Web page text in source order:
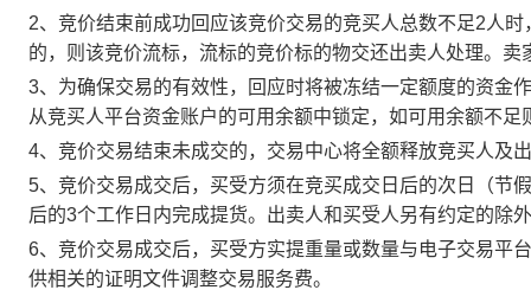
2、竞价结束前成功回应该竞价交易的竞买人总数不足2人
的，则该竞价流标，流标的竞价标的物交还出卖人处理。
3、为确保交易的有效性，回应时将被冻结一定额度的资金
从竞买人平台资金账户的可用余额中锁定，如可用余额不足
4、竞价交易结束未成交的，交易中心将全额释放竞买人及
5、竞价交易成交后，买受方须在竞买成交日后的次日（节
后的3个工作日内完成提货。出卖人和买受人另有约定的除
6、竞价交易成交后，买受方实提重量或数量与电子交易平
供相关的证明文件调整交易服务费。